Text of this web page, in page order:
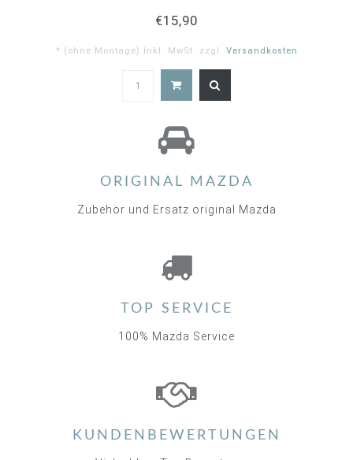
€15,90
* (ohne Montage) Inkl. MwSt. zzgl. Versandkosten
ORIGINAL MAZDA
Zubehör und Ersatz original Mazda
TOP SERVICE
100% Mazda Service
KUNDENBEWERTUNGEN